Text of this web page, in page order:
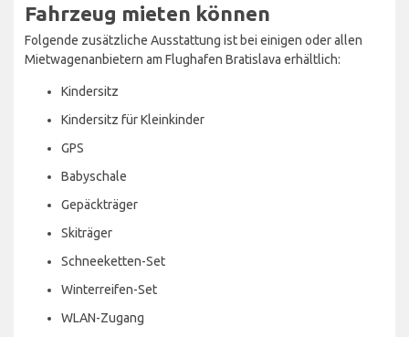
Fahrzeug mieten können
Folgende zusätzliche Ausstattung ist bei einigen oder allen
Mietwagenanbietern am Flughafen Bratislava erhältlich:
Kindersitz
Kindersitz für Kleinkinder
GPS
Babyschale
Gepäckträger
Skiträger
Schneeketten-Set
Winterreifen-Set
WLAN-Zugang